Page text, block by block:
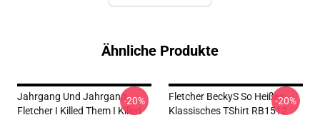
Ähnliche Produkte
Jahrgang Und Jahrgang
Fletcher I Killed Them I Killed
-20%
Fletcher BeckyS So Heißes
Klassisches TShirt RB1512
-20%